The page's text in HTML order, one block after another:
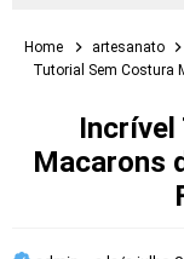
Home artesanato
Tutorial Sem Costura
Incrível
Macarons